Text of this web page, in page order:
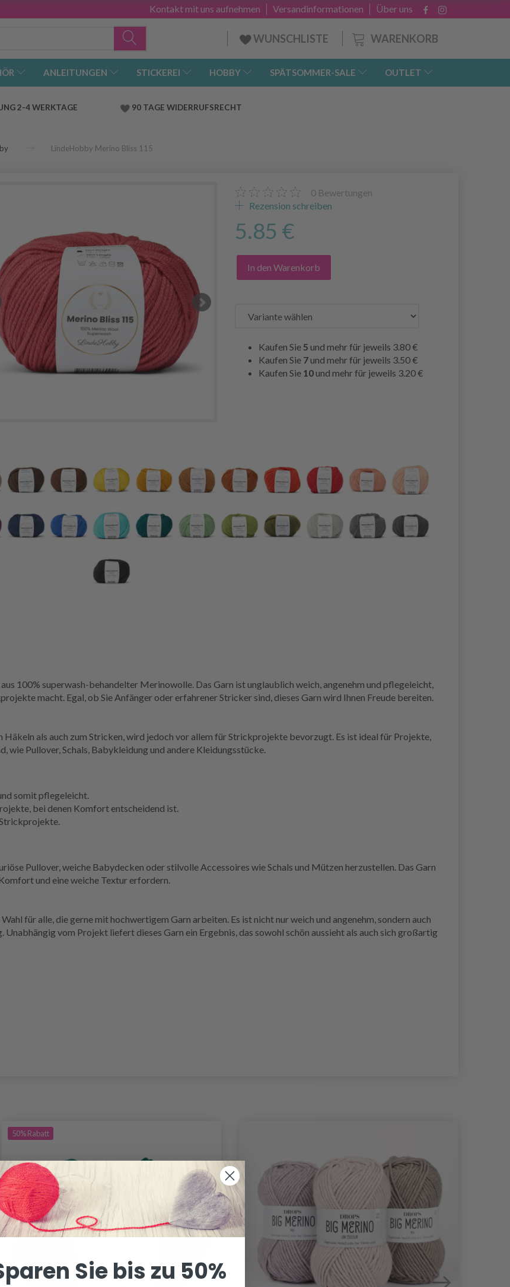
Über uns
Versandinformationen
Kontakt mit uns aufnehmen
WARENKORB
WUNSCHLISTE
ANLEITUNGEN STICKEREI HOBBY SPÄTSOMMER-SALE OUTLET
2-4 WERKTAGE 90 TAGE WIDERRUFSRECHT
LindeHobby Merino Bliss 115
0 Bewertungen
Rezension schreiben
5.85 €
In den Warenkorb
Kaufen Sie5 und mehr für jeweils 3.80 €
Kaufen Sie 7und mehr für jeweils 3.50 €
Kaufen Sie 10und mehr für jeweils 3.20 €
100% superwash-behandelter Merinowolle. Das Garn ist unglaublich weich, angenehm und pflegeleicht,
macht. Egal, ob Sie Anfänger oder erfahrener Stricker sind, dieses Garn wird Ihnen Freude bereiten.
als auch zum Stricken, wird jedoch vor allem für Strickprojekte bevorzugt. Es ist ideal für Projekte,
wie Pullover, Schals, Babykleidung und andere Kleidungsstücke.
somit pflegeleicht.
bei denen Komfort entscheidend ist.
Pullover, weiche Babydecken oder stilvolle Accessoires wie Schals und Mützen herzustellen. Das Garn
und eine weiche Textur erfordern.
für alle, die gerne mit hochwertigem Garn arbeiten. Es ist nicht nur weich und angenehm, sondern auch
vom Projekt liefert dieses Garn ein Ergebnis, das sowohl schön aussieht als auch sich großartig
50%Rabatt
Sie bis zu 50%